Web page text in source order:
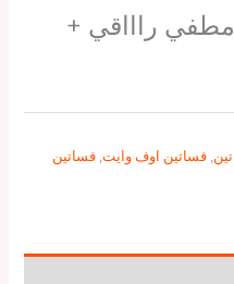
راااقي +
فساتين اوف وايت, فساتين